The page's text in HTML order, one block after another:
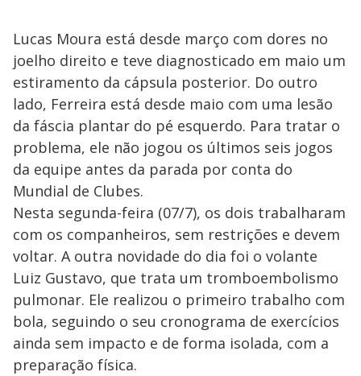
Lucas Moura está desde março com dores no
joelho direito e teve diagnosticado em maio um
estiramento da cápsula posterior. Do outro
lado, Ferreira está desde maio com uma lesão
da fáscia plantar do pé esquerdo. Para tratar o
problema, ele não jogou os últimos seis jogos
da equipe antes da parada por conta do
Mundial de Clubes.
Nesta segunda-feira (07/7), os dois trabalharam
com os companheiros, sem restrições e devem
voltar. A outra novidade do dia foi o volante
Luiz Gustavo, que trata um tromboembolismo
pulmonar. Ele realizou o primeiro trabalho com
bola, seguindo o seu cronograma de exercícios
ainda sem impacto e de forma isolada, com a
preparação física.